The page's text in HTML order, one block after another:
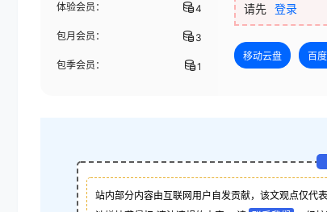
体验会员： 4
包月会员： 3
包季会员： 1
请先 登录
移动云盘 百
站内部分内容由互联网用户自发贡献，该文观点仅代